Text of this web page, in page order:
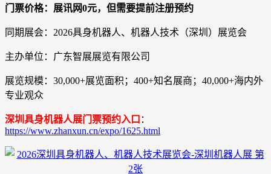
门票价格：展讯网0元，但需要提前注册预约
同期展会：2026具身机器人、机器人技术（深圳）展览会
主办单位：广东智展展览有限公司
展览规模：30,000+展览面积；400+知名展商；40,000+海内外
专业观众
深圳具身机器人展门票预约入口 ：
https://www.zhanxun.cn/expo/1625.html